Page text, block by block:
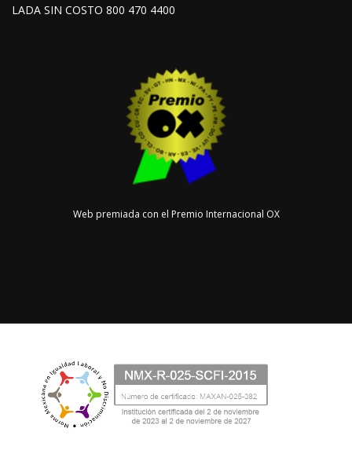
LADA SIN COSTO 800 470 4400
Web premiada con el Premio Internacional OX